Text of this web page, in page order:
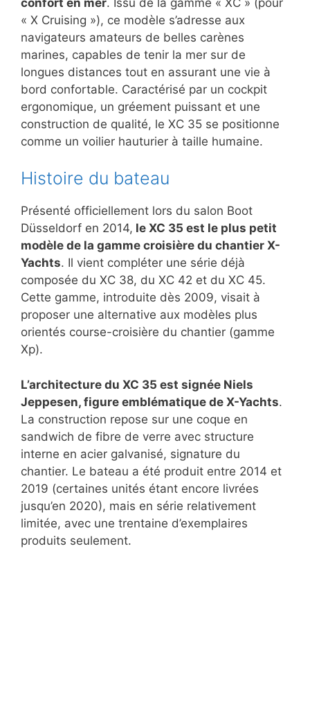
« X Cruising »), ce modèle s’adresse aux
navigateurs amateurs de belles carènes
marines, capables de tenir la mer sur de
longues distances tout en assurant une vie à
bord confortable. Caractérisé par un cockpit
ergonomique, un gréement puissant et une
construction de qualité, le XC 35 se positionne
comme un voilier hauturier à taille humaine.
Histoire du bateau
Présenté officiellement lors du salon Boot
Düsseldorf en 2014, le XC 35 est le plus petit
modèle de la gamme croisière du chantier X-
Yachts. Il vient compléter une série déjà
composée du XC 38, du XC 42 et du XC 45.
Cette gamme, introduite dès 2009, visait à
proposer une alternative aux modèles plus
orientés course-croisière du chantier (gamme
Xp).
L’architecture du XC 35 est signée Niels
Jeppesen, figure emblématique de X-Yachts.
La construction repose sur une coque en
sandwich de fibre de verre avec structure
interne en acier galvanisé, signature du
chantier. Le bateau a été produit entre 2014 et
2019 (certaines unités étant encore livrées
jusqu’en 2020), mais en série relativement
limitée, avec une trentaine d’exemplaires
produits seulement.